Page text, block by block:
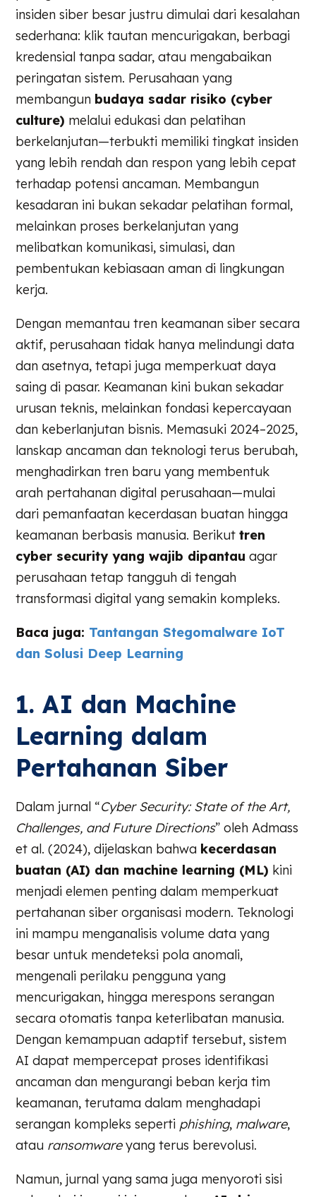
insiden siber besar justru dimulai dari kesalahan
sederhana: klik tautan mencurigakan, berbagi
kredensial tanpa sadar, atau mengabaikan
peringatan sistem. Perusahaan yang
membangun budaya sadar risiko (cyber
culture) melalui edukasi dan pelatihan
berkelanjutan—terbukti memiliki tingkat insiden
yang lebih rendah dan respon yang lebih cepat
terhadap potensi ancaman. Membangun
kesadaran ini bukan sekadar pelatihan formal,
melainkan proses berkelanjutan yang
melibatkan komunikasi, simulasi, dan
pembentukan kebiasaan aman di lingkungan
kerja.
Dengan memantau tren keamanan siber secara
aktif, perusahaan tidak hanya melindungi data
dan asetnya, tetapi juga memperkuat daya
saing di pasar. Keamanan kini bukan sekadar
urusan teknis, melainkan fondasi kepercayaan
dan keberlanjutan bisnis. Memasuki 2024–2025,
lanskap ancaman dan teknologi terus berubah,
menghadirkan tren baru yang membentuk
arah pertahanan digital perusahaan—mulai
dari pemanfaatan kecerdasan buatan hingga
keamanan berbasis manusia. Berikuttren
cyber security yang wajib dipantau agar
perusahaan tetap tangguh di tengah
transformasi digital yang semakin kompleks.
Baca juga: Tantangan Stegomalware IoT
dan Solusi Deep Learning
1. AI dan Machine
Learning dalam
Pertahanan Siber
Dalam jurnal “Cyber Security: State of the Art,
Challenges, and Future Directions” oleh Admass
et al. (2024), dijelaskan bahwa kecerdasan
buatan (AI) dan machine learning (ML) kini
menjadi elemen penting dalam memperkuat
pertahanan siber organisasi modern. Teknologi
ini mampu menganalisis volume data yang
besar untuk mendeteksi pola anomali,
mengenali perilaku pengguna yang
mencurigakan, hingga merespons serangan
secara otomatis tanpa keterlibatan manusia.
Dengan kemampuan adaptif tersebut, sistem
AI dapat mempercepat proses identifikasi
ancaman dan mengurangi beban kerja tim
keamanan, terutama dalam menghadapi
serangan kompleks seperti phishing, malware,
atau ransomwareyang terus berevolusi.
Namun, jurnal yang sama juga menyoroti sisi